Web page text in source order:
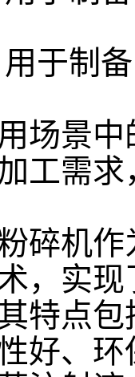
用于制
场景
工需
碎机
，实
特点
好、